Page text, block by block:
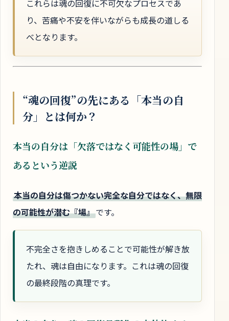
これらは魂の回復に不可欠なプロセスであ
り、苦痛や不安を伴いながらも成長の道しる
べとなります。
“魂の回復”の先にある「本当の自
分」とは何か？
本当の自分は「欠落ではなく可能性の場」で
あるという逆説
本当の自分は傷つかない完全な自分ではなく、無限
の可能性が潜む『場』です。
不完全さを抱きしめることで可能性が解き放
たれ、魂は自由になります。これは魂の回復
の最終段階の真理です。